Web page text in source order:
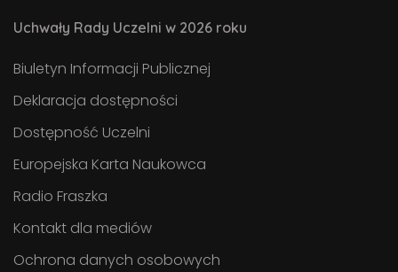
Uchwały Rady Uczelni w 2026 roku
Biuletyn Informacji Publicznej
Deklaracja dostępności
Dostępność Uczelni
Europejska Karta Naukowca
Radio Fraszka
Kontakt dla mediów
Ochrona danych osobowych